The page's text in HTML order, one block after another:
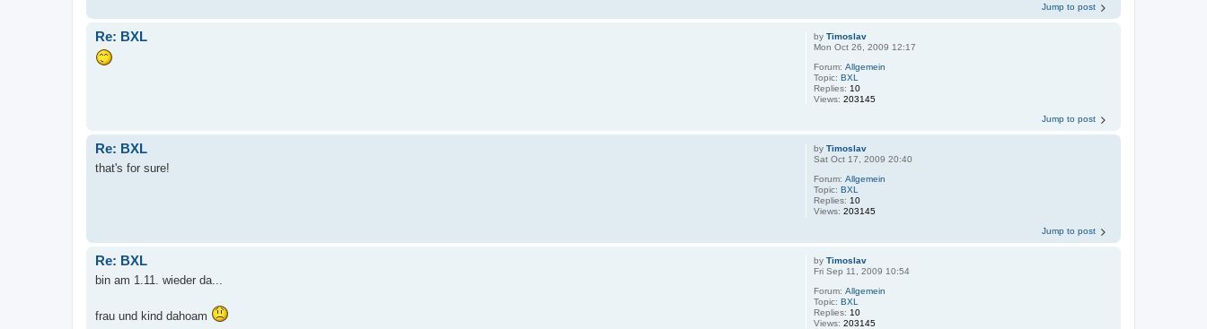
Jump to post
byTimoslav
Mon Oct 26, 2009 12:17
Forum:Allgemein
Topic:BXL
Replies: 10
Views:203145
Re: BXL
Jump to post
byTimoslav
Sat Oct 17, 2009 20:40
Forum:Allgemein
Topic:BXL
Replies: 10
Views:203145
Re: BXL
that's for sure!
Jump to post
byTimoslav
Fri Sep 11, 2009 10:54
Forum:Allgemein
Topic:BXL
Replies: 10
Views:203145
Re: BXL
bin am 1.11. wieder da...
frau und kind dahoam